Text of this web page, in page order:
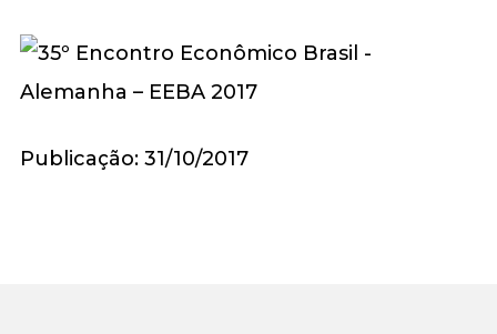
Publicação: 31/10/2017